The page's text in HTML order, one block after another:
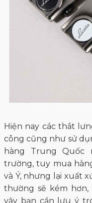
Hiện nay các thắt
công cũng như sử
hàng Trung Quốc
trường, tuy mua
và Ý, nhưng lại xuất
thường sẽ kém
vậy bạn cần lưu ý